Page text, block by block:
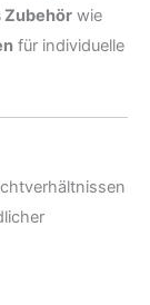
Zubehör wie
für individuelle